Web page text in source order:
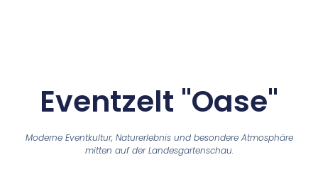
Eventzelt "Oase"
Moderne Eventkultur, Naturerlebnis und besondere Atmosphäre
mitten auf der Landesgartenschau.